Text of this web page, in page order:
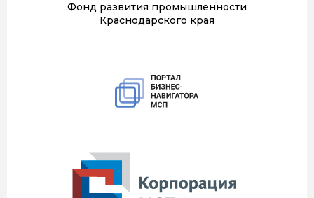
Фонд развития промышленности
Краснодарского края